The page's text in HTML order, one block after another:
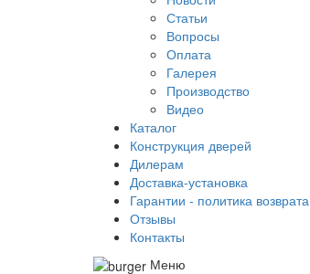
Статьи
Вопросы
Оплата
Галерея
Производство
Видео
Каталог
Конструкция дверей
Дилерам
Доставка-установка
Гарантии - политика возврата
Отзывы
Контакты
Меню